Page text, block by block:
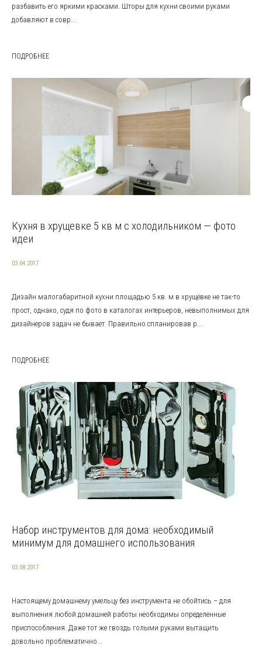
разбавить его яркими красками. Шторы для кухни своими руками
добавляют в совр...
ПОДРОБНЕЕ
Кухня в хрущевке 5 кв м с холодильником — фото
идеи
03.04.2017
Дизайн малогабаритной кухни площадью 5 кв. м в хрущёвке не так-то
прост, однако, судя по фото в каталогах интерьеров, невыполнимых для
дизайнеров задач не бывает. Правильно спланировав р...
ПОДРОБНЕЕ
Набор инструментов для дома: необходимый
минимум для домашнего использования
03.08.2017
Настоящему домашнему умельцу без инструмента не обойтись – для
выполнения любой домашней работы необходимы определенные
приспособления. Даже тот же гвоздь голыми руками вытащить
довольно проблематично...